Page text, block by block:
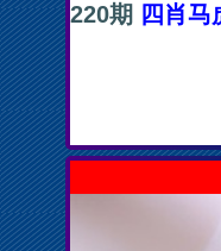
220期 四肖马